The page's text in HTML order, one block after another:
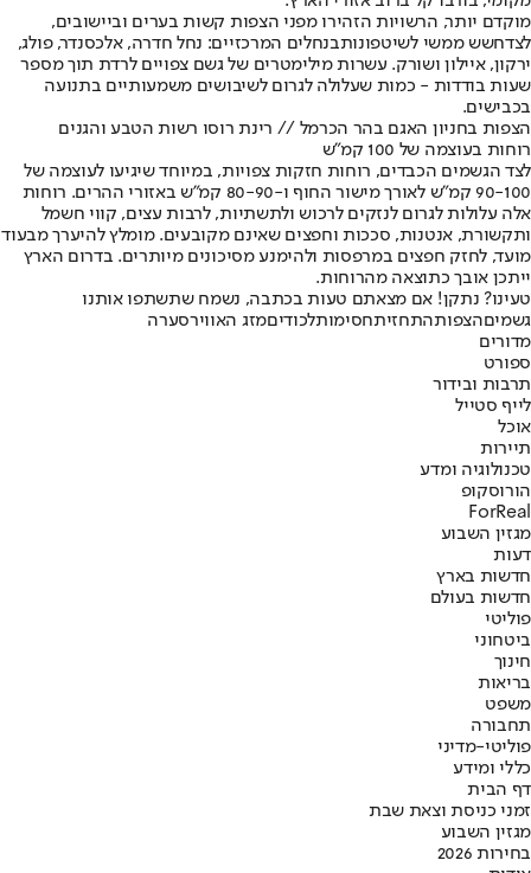
מוקדם יותר, הרשויות הזהירו מפני הצפות קשות בערים וביישובים,
לצדחשש ממשי לשיטפונותבנחלים המרכזיים: נחל חדרה, אלכסנדר, פולג,
ירקון, איילון ושורק. עשרות מילימטרים של גשם צפויים לרדת תוך מספר
שעות בודדות - כמות שעלולה לגרום לשיבושים משמעותיים בתנועה
בכבישים.
הצפות בחניון האגם בהר הכרמל // רינת רוסו רשות הטבע והגנים
רוחות בעוצמה של 100 קמ"ש
לצד הגשמים הכבדים, רוחות חזקות צפויות, במיוחד שיגיעו לעוצמה של
90-100 קמ"ש לאורך מישור החוף ו-80-90 קמ"ש באזורי ההרים. רוחות
אלה עלולות לגרום לנזקים לרכוש ולתשתיות, לרבות עצים, קווי חשמל
ותקשורת, אנטנות, סככות וחפצים שאינם מקובעים. מומלץ להיערך מבעוד
מועד, לחזק חפצים במרפסות ולהימנע מסיכונים מיותרים. בדרום הארץ
ייתכן אובך כתוצאה מהרוחות.
טעינו? נתקן! אם מצאתם טעות בכתבה, נשמח שתשתפו אותנו
גשמיםהצפותהתחזיתחסימותלכודיםמזג האווירסערה
מדורים
ספורט
תרבות ובידור
לייף סטייל
אוכל
תיירות
טכנולוגיה ומדע
הורוסקופ
ForReal
מגזין השבוע
דעות
חדשות בארץ
חדשות בעולם
פוליטי
ביטחוני
חינוך
בריאות
משפט
תחבורה
פוליטי-מדיני
כללי ומידע
דף הבית
זמני כניסת וצאת שבת
מגזין השבוע
בחירות 2026